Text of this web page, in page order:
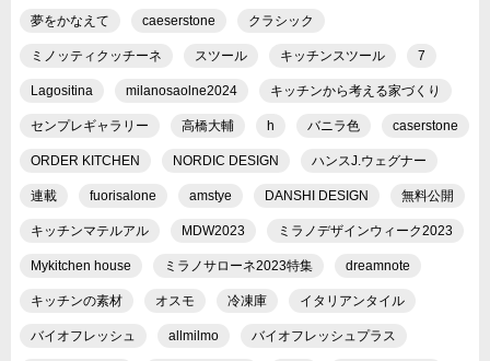
夢をかなえて caeserstone クラシック
ミノッティクッチーネ スツール キッチンスツール 7
Lagositina milanosaolne2024 キッチンから考える家づくり
センプレギャラリー 高橋大輔 h バニラ色 caserstone
ORDER KITCHEN NORDIC DESIGN ハンスJ.ウェグナー
連載 fuorisalone amstye DANSHI DESIGN 無料公開
キッチンマテルアル MDW2023 ミラノデザインウィーク2023
Mykitchen house ミラノサローネ2023特集 dreamnote
キッチンの素材 オスモ 冷凍庫 イタリアンタイル
バイオフレッシュ allmilmo バイオフレッシュプラス